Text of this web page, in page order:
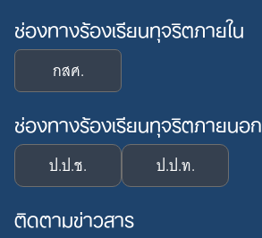
ช่องทางร้องเรียนทุจริตภายใน
กสศ.
ช่องทางร้องเรียนทุจริตภายนอก
ป.ป.ช. ป.ป.ท.
ติดตามข่าวสาร